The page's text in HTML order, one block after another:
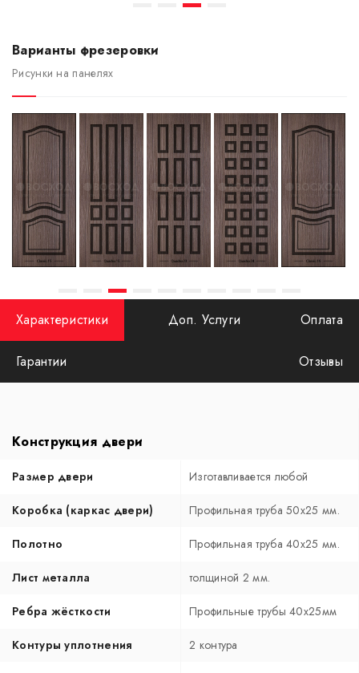
Варианты фрезеровки
Рисунки на панелях
Характеристики Доп. Услуги Оплата
Гарантии Отзывы
Конструкция двери
Размер двери Изготавливается любой
Коробка (каркас двери) Профильная труба 50х25 мм.
Полотно Профильная труба 40х25 мм.
Лист металла толщиной 2 мм.
Ребра жёсткости Профильные трубы 40х25мм
Контуры уплотнения 2 контура